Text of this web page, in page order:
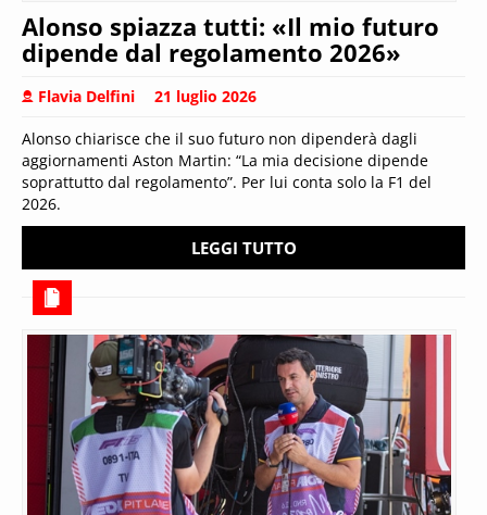
Alonso spiazza tutti: «Il mio futuro
dipende dal regolamento 2026»
Flavia Delfini 21 luglio 2026
Alonso chiarisce che il suo futuro non dipenderà dagli
aggiornamenti Aston Martin: “La mia decisione dipende
soprattutto dal regolamento”. Per lui conta solo la F1 del
2026.
LEGGI TUTTO